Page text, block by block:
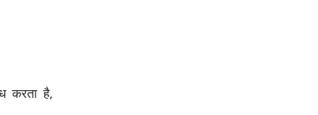
करता है,